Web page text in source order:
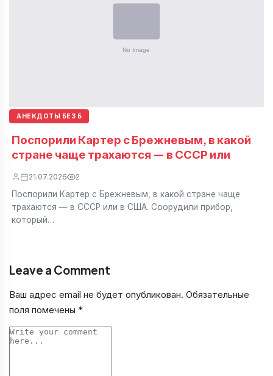
АНЕКДОТЫ БЕЗ Б
Поспорили Картер с Брежневым, в какой
стране чаще трахаются — в СССР или
21.07.2026 2
Поспорили Картер с Брежневым, в какой стране чаще
трахаются — в СССР или в США. Соорудили прибор,
который…
Leave a Comment
Ваш адрес email не будет опубликован. Обязательные
поля помечены *
Comment